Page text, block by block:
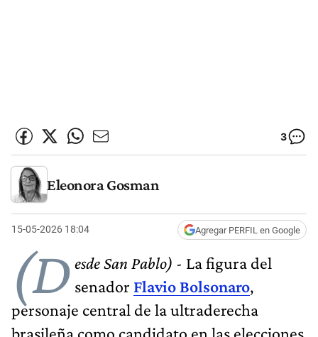
3
Eleonora Gosman
15-05-2026 18:04 Agregar PERFIL en Google
(D esde San Pablo) - La figura del
senador Flavio Bolsonaro,
personaje central de la ultraderecha
brasileña como candidato en las elecciones